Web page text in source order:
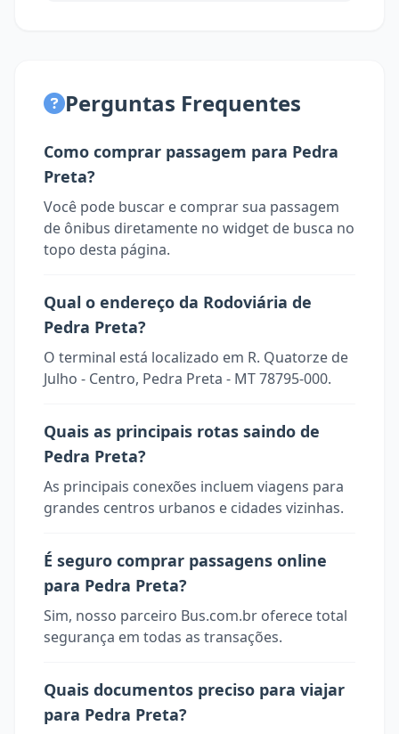
Perguntas Frequentes
Como comprar passagem para Pedra
Preta?
Você pode buscar e comprar sua passagem
de ônibus diretamente no widget de busca no
topo desta página.
Qual o endereço da Rodoviária de
Pedra Preta?
O terminal está localizado em R. Quatorze de
Julho - Centro, Pedra Preta - MT 78795-000.
Quais as principais rotas saindo de
Pedra Preta?
As principais conexões incluem viagens para
grandes centros urbanos e cidades vizinhas.
É seguro comprar passagens online
para Pedra Preta?
Sim, nosso parceiro Bus.com.br oferece total
segurança em todas as transações.
Quais documentos preciso para viajar
para Pedra Preta?